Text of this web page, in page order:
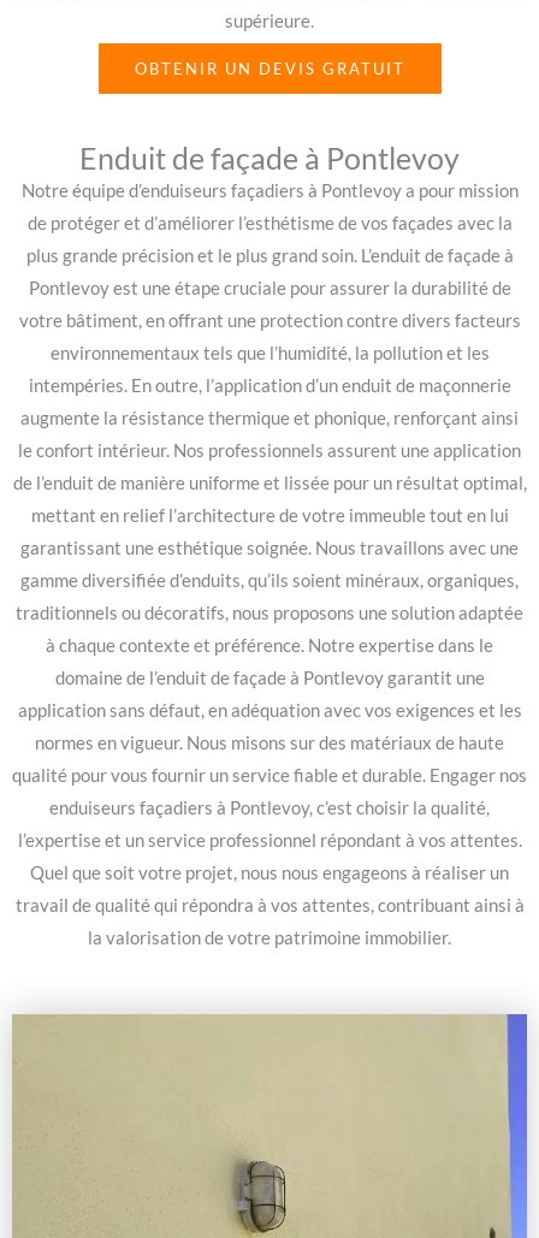
supérieure.
OBTENIR UN DEVIS GRATUIT
Enduit de façade à Pontlevoy
Notre équipe d’enduiseurs façadiers à Pontlevoy a pour mission
de protéger et d’améliorer l’esthétisme de vos façades avec la
plus grande précision et le plus grand soin. L’enduit de façade à
Pontlevoy est une étape cruciale pour assurer la durabilité de
votre bâtiment, en offrant une protection contre divers facteurs
environnementaux tels que l’humidité, la pollution et les
intempéries. En outre, l’application d’un enduit de maçonnerie
augmente la résistance thermique et phonique, renforçant ainsi
le confort intérieur. Nos professionnels assurent une application
de l’enduit de manière uniforme et lissée pour un résultat optimal,
mettant en relief l’architecture de votre immeuble tout en lui
garantissant une esthétique soignée. Nous travaillons avec une
gamme diversifiée d’enduits, qu’ils soient minéraux, organiques,
traditionnels ou décoratifs, nous proposons une solution adaptée
à chaque contexte et préférence. Notre expertise dans le
domaine de l’enduit de façade à Pontlevoy garantit une
application sans défaut, en adéquation avec vos exigences et les
normes en vigueur. Nous misons sur des matériaux de haute
qualité pour vous fournir un service fiable et durable. Engager nos
enduiseurs façadiers à Pontlevoy, c’est choisir la qualité,
l’expertise et un service professionnel répondant à vos attentes.
Quel que soit votre projet, nous nous engageons à réaliser un
travail de qualité qui répondra à vos attentes, contribuant ainsi à
la valorisation de votre patrimoine immobilier.